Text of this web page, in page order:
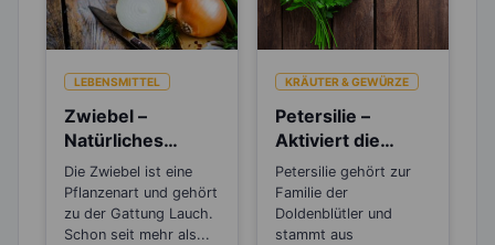
LEBENSMITTEL
Zwiebel –
Natürliches
Antibiotikum und
„Wunder“-
Heilmittel
Die Zwiebel ist eine
Pflanzenart und gehört
zu der Gattung Lauch.
Schon seit mehr als...
KRÄUTER & GEWÜRZE
Petersilie –
Aktiviert die
Entgiftungsarbeit
von Niere und
Blase
Petersilie gehört zur
Familie der
Doldenblütler und
stammt aus